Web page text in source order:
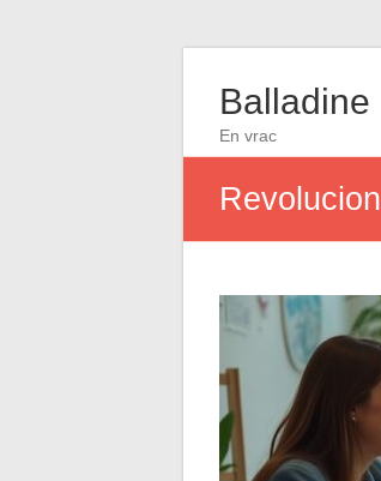
Balladine
En vrac